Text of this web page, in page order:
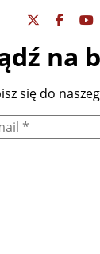
na
się do